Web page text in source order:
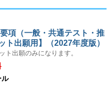
項（一般・共通テスト・推
ト出願用】（2027年度版）
ト出願のみになります。
ル